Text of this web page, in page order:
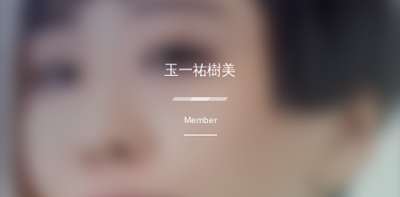
玉一祐樹美
Member